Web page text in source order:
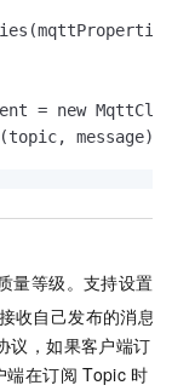
= new
message);
量等级。支持设置
收自己发布的消息。
议，如果客户端订
端在订阅 Topic 时，